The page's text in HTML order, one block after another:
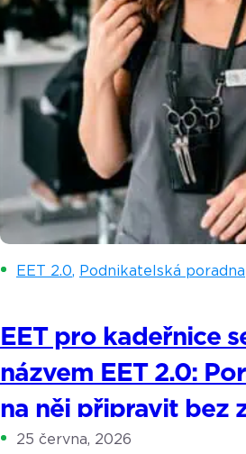
EET 2.0, Podnikatelská poradna
EET pro kadeřnice
názvem EET 2.0:
na něj připravit bez
výdajů.
25 června, 2026